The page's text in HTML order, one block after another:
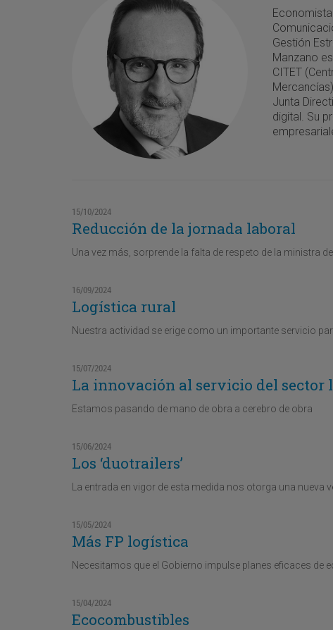
Gestión
Manzano
CITET
Junta
digital. Su
15/10/2024
Reducción de la jornada laboral
Una vez más, sorprende la falta de respeto de la ministra
16/09/2024
Logística rural
Nuestra actividad se erige como un importante servicio
15/07/2024
La innovación al servicio del sector
Estamos pasando de mano de obra a cerebro de obra
15/06/2024
Los ‘duotrailers’
La entrada en vigor de esta medida nos otorga una nueva
15/05/2024
Más FP logística
Necesitamos que el Gobierno impulse planes eficaces de
15/04/2024
Ecocombustibles